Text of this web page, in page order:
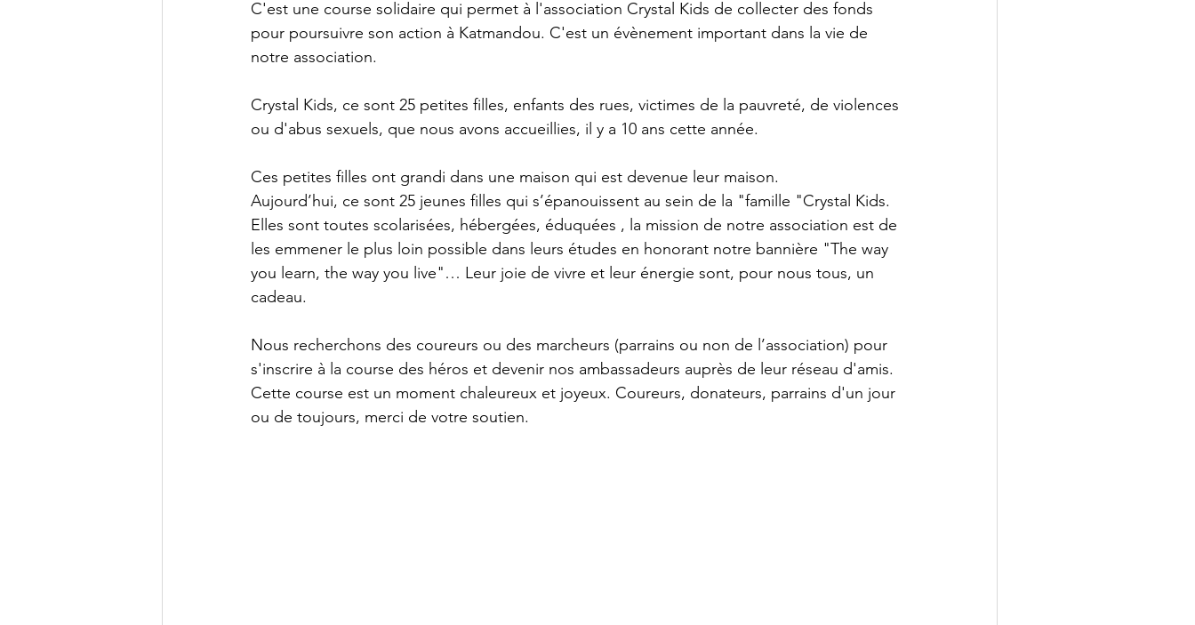
C'est une course solidaire qui permet à l'association Crystal Kids de collecter des fonds
pour poursuivre son action à Katmandou. C'est un évènement important dans la vie de
notre association.
Crystal Kids, ce sont 25 petites filles, enfants des rues, victimes de la pauvreté, de violences
ou d'abus sexuels, que nous avons accueillies, il y a 10 ans cette année.
Ces petites filles ont grandi dans une maison qui est devenue leur maison.
Aujourd’hui, ce sont 25 jeunes filles qui s’épanouissent au sein de la "famille "Crystal Kids.
Elles sont toutes scolarisées, hébergées, éduquées , la mission de notre association est de
les emmener le plus loin possible dans leurs études en honorant notre bannière "The way
you learn, the way you live"… Leur joie de vivre et leur énergie sont, pour nous tous, un
cadeau.
Nous recherchons des coureurs ou des marcheurs (parrains ou non de l’association) pour
s'inscrire à la course des héros et devenir nos ambassadeurs auprès de leur réseau d'amis.
Cette course est un moment chaleureux et joyeux. Coureurs, donateurs, parrains d'un jour
ou de toujours, merci de votre soutien.